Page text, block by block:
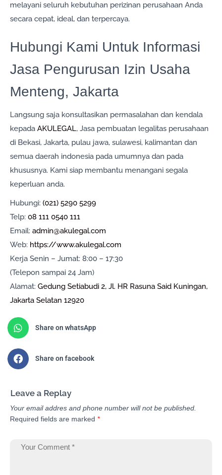
melayani seluruh kebutuhan perizinan perusahaan Anda
secara cepat, ideal, dan terpercaya.
Hubungi Kami Untuk Informasi
Jasa Pengurusan Izin Usaha
Menteng, Jakarta
Langsung saja konsultasikan permasalahan dan kendala
kepada AKULEGAL, Jasa pembuatan legalitas perusahaan
di Bekasi, Jakarta, pulau jawa, sulawesi, kalimantan dan
semua daerah indonesia pada umumnya dan pada
khususnya. Kami siap membantu menangani segala
keperluan anda.
Hubungi: (021) 5290 5299
Telp: 08 111 0540 111
Email: admin@akulegal.com
Web: https://www.akulegal.com
Kerja Senin – Jumat: 8:00 – 17:30
(Telepon sampai 24 Jam)
Alamat: Gedung Setiabudi 2, Jl. HR Rasuna Said Kuningan,
Jakarta Selatan 12920
Share on whatsApp
Share on facebook
Leave a Replay
Your email addres and phone number will not be published.
Required fields are marked *